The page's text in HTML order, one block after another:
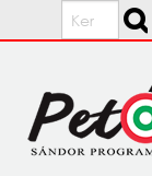
Ugrás a tartalomra
Keresés